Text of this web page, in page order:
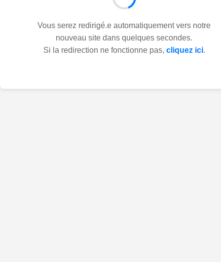
Vous serez redirigé.e automatiquement vers notre
nouveau site dans quelques secondes.
Si la redirection ne fonctionne pas, cliquez ici.